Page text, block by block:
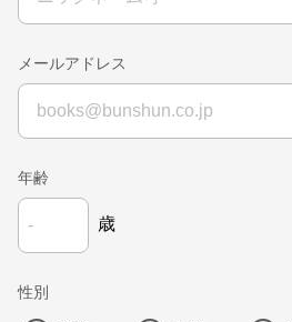
メールアドレス
年齢
歳
性別